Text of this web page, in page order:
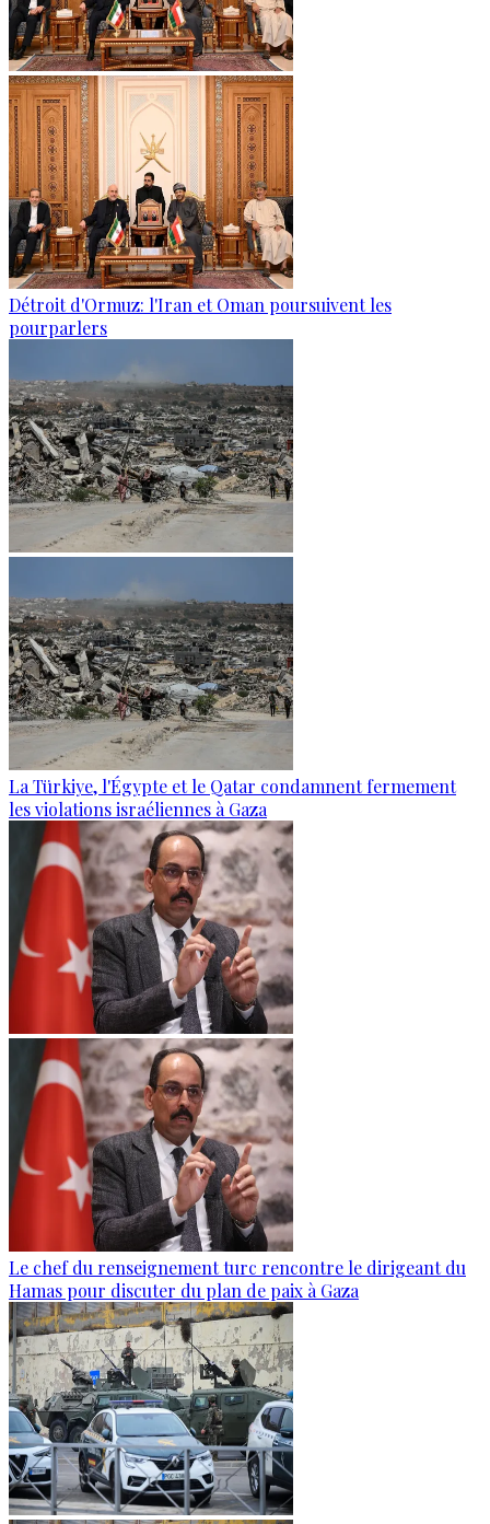
Détroit d'Ormuz: l'Iran et Oman poursuivent les
pourparlers
La Türkiye, l'Égypte et le Qatar condamnent fermement
les violations israéliennes à Gaza
Le chef du renseignement turc rencontre le dirigeant du
Hamas pour discuter du plan de paix à Gaza